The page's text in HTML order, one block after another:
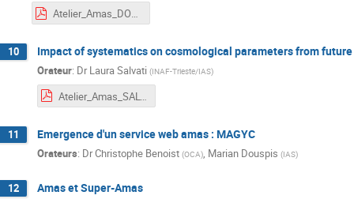
Atelier_Amas_DOUSPIS.pdf
10 Impact of systematics on cosmological parameters from
Orateur: Dr Laura Salvati (INAF-Trieste/IAS)
Atelier_Amas_SALVATI.pdf
11 Emergence d'un service web amas : MAGYC
Orateurs: DrChristophe Benoist (OCA), Marian Douspis (IAS)
12 Amas et Super-Amas